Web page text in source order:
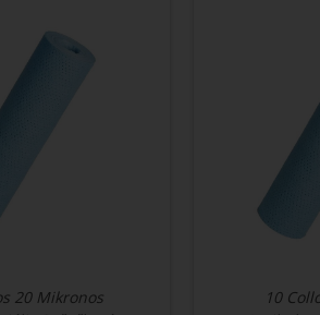
20 Mikronos
10